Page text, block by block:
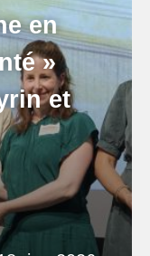
en
»
et